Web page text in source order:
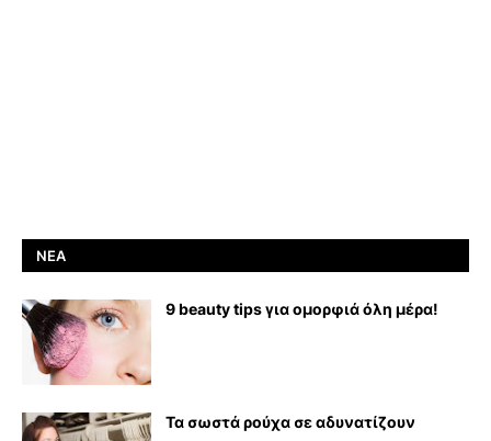
ΝΈΑ
9 beauty tips για ομορφιά όλη μέρα!
Τα σωστά ρούχα σε αδυνατίζουν